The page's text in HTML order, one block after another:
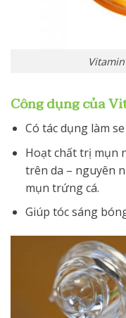
Công dụng của
Có tác dụng làm
Hoạt chất trị mụn
trên da – nguyên
mụn trứng cá.
Giúp tóc sáng